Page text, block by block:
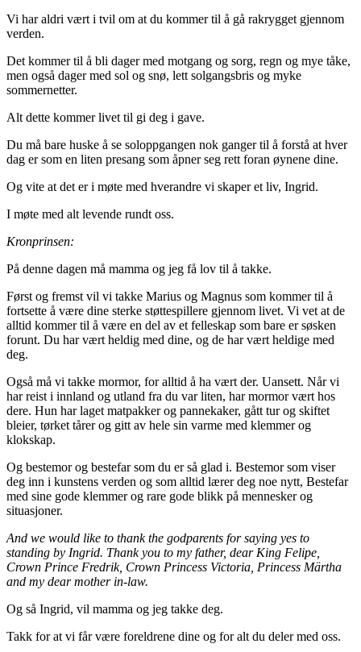
Vi har aldri vært i tvil om at du kommer til å gå rakrygget gjennom
verden.
Det kommer til å bli dager med motgang og sorg, regn og mye tåke,
men også dager med sol og snø, lett solgangsbris og myke
sommernetter.
Alt dette kommer livet til gi deg i gave.
Du må bare huske å se soloppgangen nok ganger til å forstå at hver
dag er som en liten presang som åpner seg rett foran øynene dine.
Og vite at det er i møte med hverandre vi skaper et liv, Ingrid.
I møte med alt levende rundt oss.
Kronprinsen:
På denne dagen må mamma og jeg få lov til å takke.
Først og fremst vil vi takke Marius og Magnus som kommer til å
fortsette å være dine sterke støttespillere gjennom livet. Vi vet at de
alltid kommer til å være en del av et felleskap som bare er søsken
forunt. Du har vært heldig med dine, og de har vært heldige med
deg.
Også må vi takke mormor, for alltid å ha vært der. Uansett. Når vi
har reist i innland og utland fra du var liten, har mormor vært hos
dere. Hun har laget matpakker og pannekaker, gått tur og skiftet
bleier, tørket tårer og gitt av hele sin varme med klemmer og
klokskap.
Og bestemor og bestefar som du er så glad i. Bestemor som viser
deg inn i kunstens verden og som alltid lærer deg noe nytt, Bestefar
med sine gode klemmer og rare gode blikk på mennesker og
situasjoner.
And we would like to thank the godparents for saying yes to
standing by Ingrid. Thank you to my father, dear King Felipe,
Crown Prince Fredrik, Crown Princess Victoria, Princess Märtha
and my dear mother in-law.
Og så Ingrid, vil mamma og jeg takke deg.
Takk for at vi får være foreldrene dine og for alt du deler med oss.